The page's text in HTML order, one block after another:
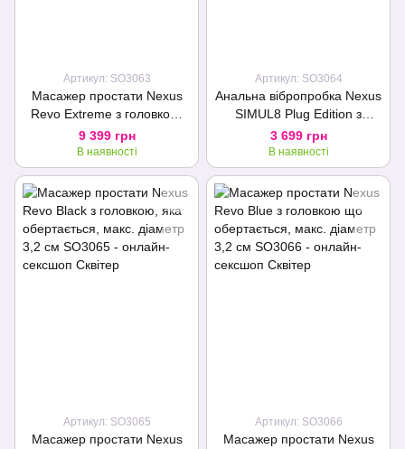
Артикул: SO3063
Масажер простати Nexus
Revo Extreme з головкою,
яка обертається і пультом
ДК
9 399 грн
В наявності
Артикул: SO3064
Анальна вібропробка Nexus
SIMUL8 Plug Edition з
ерекційним кільцем
3 699 грн
В наявності
Артикул: SO3065
Масажер простати Nexus
Артикул: SO3066
Масажер простати Nexus